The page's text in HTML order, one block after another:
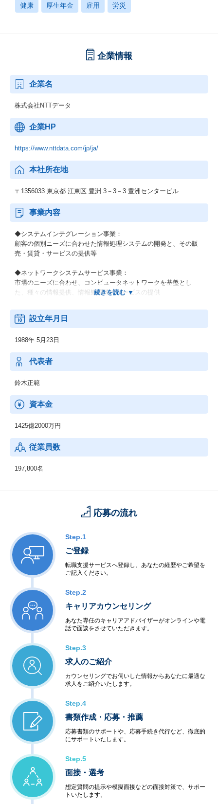
健康 厚生年金 雇用 労災
企業情報
企業名
株式会社NTTデータ
企業HP
https://www.nttdata.com/jp/ja/
本社所在地
〒1356033 東京都 江東区 豊洲 3－3－3 豊洲センタービル
事業内容
◆システムインテグレーション事業：
顧客の個別ニーズに合わせた情報処理システムの開発と、その販
売・賃貸・サービスの提供等
◆ネットワークシステムサービス事業：
市場のニーズに合わせ、コンピュータネットワークを基盤とし
た、種々の情報提供、情報処理等のサービスの提供
◆その他の事業：
顧客の経営上の問題点に係わる調査・分析、情報処理システムの
設立年月日
1988年 5月23日
代表者
鈴木正範
資本金
1425億2000万円
従業員数
197,800名
応募の流れ
Step.1
ご登録
転職支援サービスへ登録し、あなたの経歴やご希望を
ご記入ください。
Step.2
キャリアカウンセリング
あなた専任のキャリアアドバイザーがオンラインや電
話で面談をさせていただきます。
Step.3
求人のご紹介
カウンセリングでお伺いした情報からあなたに最適な
求人をご紹介いたします。
Step.4
書類作成・応募・推薦
応募書類のサポートや、応募手続き代行など、徹底的
にサポートいたします。
Step.5
面接・選考
想定質問の提示や模擬面接などの面接対策で、サポー
トいたします。